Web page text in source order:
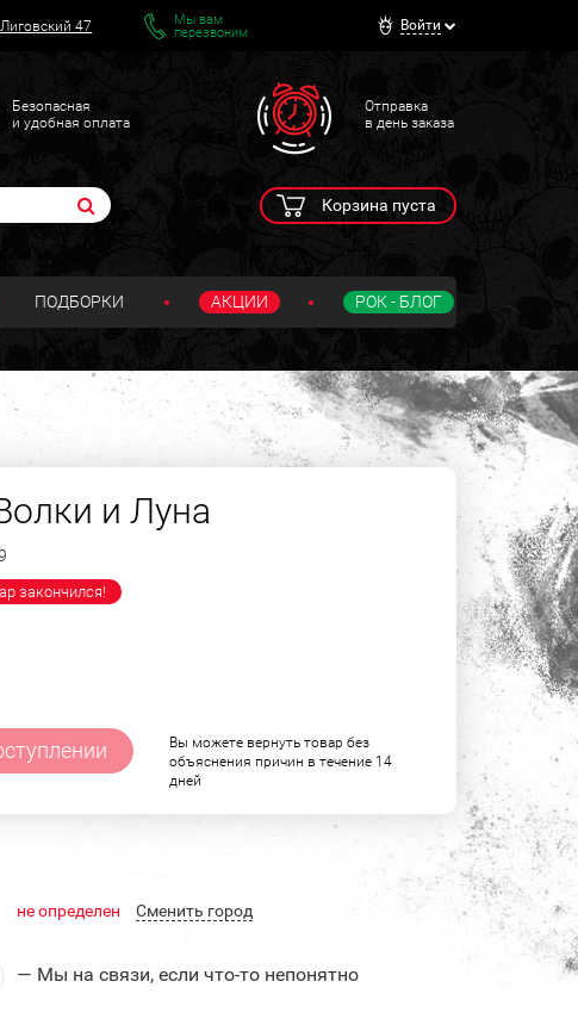
47
Мы вам
перезвоним
Войти
Безопасная
и удобная оплата
Отправка
в день заказа
Корзина пуста
ПОДБОРКИ АКЦИИ РОК - БЛОГ
и Луна
закончился!
Вы можете вернуть товар без
объяснения причин в течение 14
дней
не определен Cменить город
— Мы на связи, если что-то непонятно